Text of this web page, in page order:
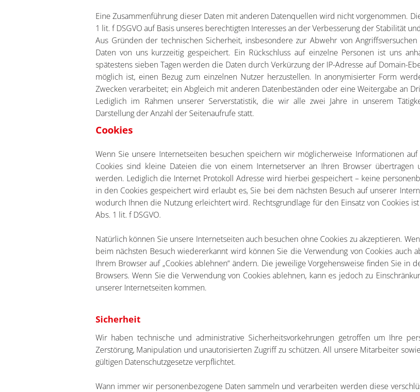
Eine Zusammenführung dieser Daten mit anderen Datenquellen wird nicht vorgenommen.
1 lit. f DSGVO auf Basis unseres berechtigten Interesses an der Verbesserung der Stabilität
Aus Gründen der technischen Sicherheit, insbesondere zur Abwehr von
Daten von uns kurzzeitig gespeichert. Ein Rückschluss auf einzelne Personen ist uns
spätestens sieben Tagen werden die Daten durch Verkürzung der IP-Adresse auf Domain-
möglich ist, einen Bezug zum einzelnen Nutzer herzustellen. In anonymisierter Form
Zwecken verarbeitet; ein Abgleich mit anderen Datenbeständen oder eine Weitergabe an
Lediglich im Rahmen unserer Serverstatistik, die wir alle zwei Jahre in unserem
Darstellung der Anzahl der Seitenaufrufe statt.
Cookies
Wenn Sie unsere Internetseiten besuchen speichern wir möglicherweise Informationen
Cookies sind kleine Dateien die von einem Internetserver an Ihren Browser übertragen
werden. Lediglich die Internet Protokoll Adresse wird hierbei gespeichert – keine
in den Cookies gespeichert wird erlaubt es, Sie bei dem nächsten Besuch auf unserer
wodurch Ihnen die Nutzung erleichtert wird. Rechtsgrundlage für den Einsatz von Cookies
Abs. 1 lit. f DSGVO.
Natürlich können Sie unsere Internetseiten auch besuchen ohne Cookies zu akzeptieren.
beim nächsten Besuch wiedererkannt wird können Sie die Verwendung von Cookies auch
Ihrem Browser auf „Cookies ablehnen“ ändern. Die jeweilige Vorgehensweise finden Sie in
Browsers. Wenn Sie die Verwendung von Cookies ablehnen, kann es jedoch zu
unserer Internetseiten kommen.
Sicherheit
Wir haben technische und administrative Sicherheitsvorkehrungen getroffen um Ihre
Zerstörung, Manipulation und unautorisierten Zugriff zu schützen. All unsere Mitarbeiter
gültigen Datenschutzgesetze verpflichtet.
Wann immer wir personenbezogene Daten sammeln und verarbeiten werden diese